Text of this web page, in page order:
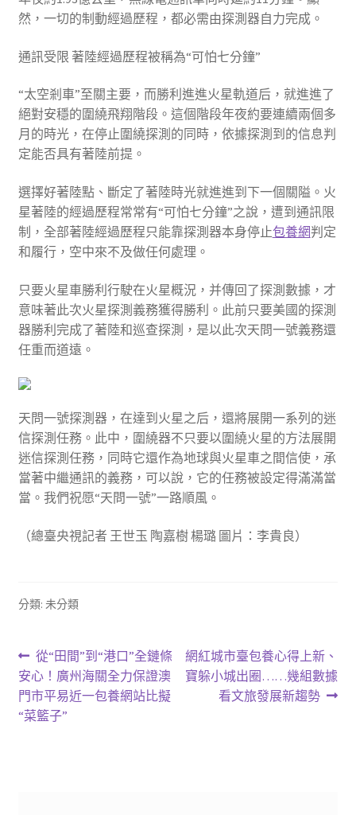
然，一切的制動經過歷程，都必需由探測器自力完成。
通訊受限 著陸經過歷程被稱為“可怕七分鐘”
“太空剎車”至關主要，而勝利進進火星軌道后，就進進了
絕對安穩的圍繞飛翔階段。這個階段年夜約要連續兩個多
月的時光，在停止圍繞探測的同時，依據探測到的信息判
定能否具有著陸前提。
選擇好著陸點、斷定了著陸時光就進進到下一個關隘。火
星著陸的經過歷程常常有“可怕七分鐘”之說，遭到通訊限
制，全部著陸經過歷程只能靠探測器本身停止包養網判定
和履行，空中來不及做任何處理。
只要火星車勝利行駛在火星概況，并傳回了探測數據，才
意味著此次火星探測義務獲得勝利。此前只要美國的探測
器勝利完成了著陸和巡查探測，是以此次天問一號義務還
任重而道遠。
天問一號探測器，在達到火星之后，還將展開一系列的迷
信探測任務。此中，圍繞器不只要以圍繞火星的方法展開
迷信探測任務，同時它還作為地球與火星車之間信使，承
當著中繼通訊的義務，可以說，它的任務被設定得滿滿當
當。我們祝愿“天問一號”一路順風。
（總臺央視記者 王世玉 陶嘉樹 楊璐 圖片：李貴良）
分類: 未分類
文
章
導
上
一
篇
文
從“田間”到“港口”全鏈條
安心！廣州海關全力保證澳
門市平易近一包養網站比擬
“菜籃子”
下
一
網紅城市臺包養心得上新、
寶躲小城出圈……幾組數據
看文旅發展新趨勢